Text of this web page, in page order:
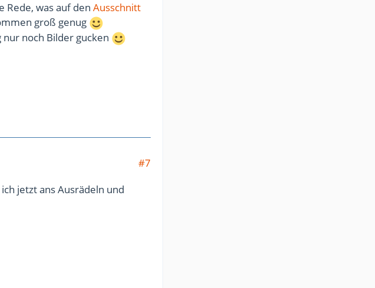
Rede, was auf den Ausschnitt
groß genug
nur noch Bilder gucken
#7
jetzt ans Ausrädeln und